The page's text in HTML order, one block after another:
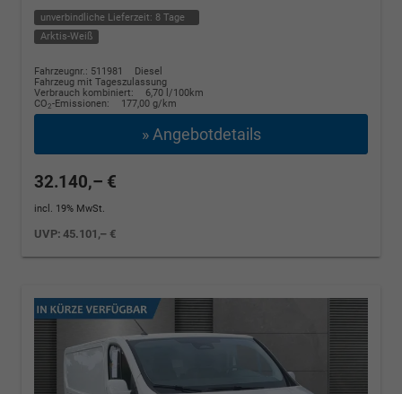
unverbindliche Lieferzeit: 8 Tage
Arktis-Weiß
Fahrzeugnr.: 511981
Diesel
Fahrzeug mit Tageszulassung
Verbrauch kombiniert:
6,70 l/100km
CO2-Emissionen: 177,00 g/km
» Angebotdetails
32.140,– €
incl. 19% MwSt.
UVP:45.101,– €